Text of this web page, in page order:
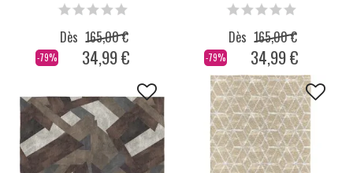
-79%
Dès 165,00 €
34,99 € -79%
Dès 165,00 €
34,99 €